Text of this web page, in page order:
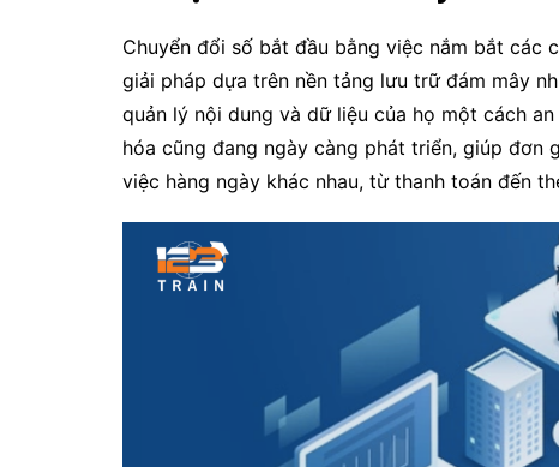
Chuyển đổi số bắt đầu bằng việc nắm bắt các
giải pháp dựa trên nền tảng lưu trữ đám mây
quản lý nội dung và dữ liệu của họ một cách
hóa cũng đang ngày càng phát triển, giúp đơn
việc hàng ngày khác nhau, từ thanh toán đến